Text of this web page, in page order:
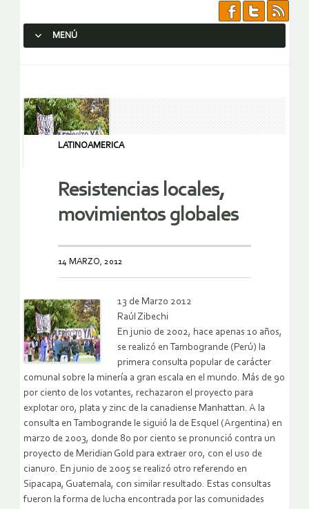
MENÚ
LATINOAMERICA
Resistencias locales,
movimientos globales
14 MARZO, 2012
13 de Marzo 2012
Raúl Zibechi
En junio de 2002, hace apenas 10 años,
se realizó en Tambogrande (Perú) la
primera consulta popular de carácter
comunal sobre la minería a gran escala en el mundo. Más de 90
por ciento de los votantes, rechazaron el proyecto para
explotar oro, plata y zinc de la canadiense Manhattan. A la
consulta en Tambogrande le siguió la de Esquel (Argentina) en
marzo de 2003, donde 80 por ciento se pronunció contra un
proyecto de Meridian Gold para extraer oro, con el uso de
cianuro. En junio de 2005 se realizó otro referendo en
Sipacapa, Guatemala, con similar resultado. Estas consultas
fueron la forma de lucha encontrada por las comunidades